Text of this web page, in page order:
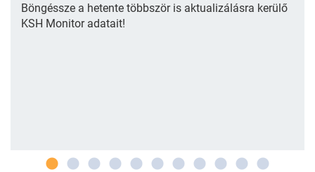
Böngéssze a hetente többször is aktualizálásra kerülő
KSH Monitor adatait!